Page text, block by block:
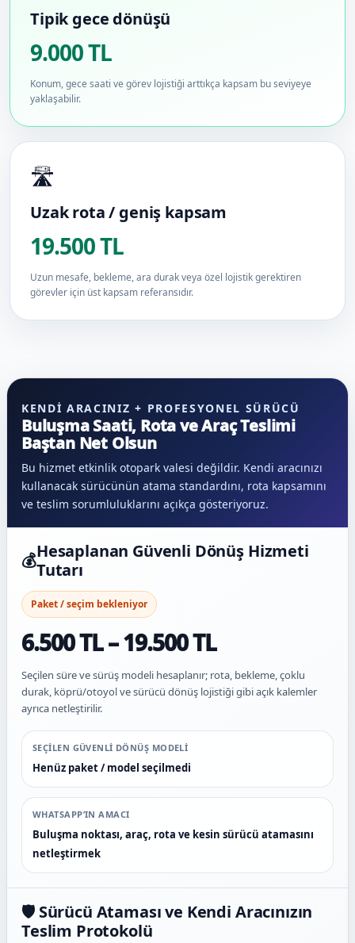
Tipik gece dönüşü
9.000 TL
Konum, gece saati ve görev lojistiği arttıkça kapsam bu seviyeye
yaklaşabilir.
🛣️
Uzak rota / geniş kapsam
19.500 TL
Uzun mesafe, bekleme, ara durak veya özel lojistik gerektiren
görevler için üst kapsam referansıdır.
KENDI ARACINIZ + PROFESYONEL SÜRÜCÜ
Buluşma Saati, Rota ve Araç Teslimi
Baştan Net Olsun
Bu hizmet etkinlik otopark valesi değildir. Kendi aracınızı
kullanacak sürücünün atama standardını, rota kapsamını
ve teslim sorumluluklarını açıkça gösteriyoruz.
💰Hesaplanan Güvenli Dönüş Hizmeti
Tutarı
Paket / seçim bekleniyor
6.500 TL – 19.500 TL
Seçilen süre ve sürüş modeli hesaplanır; rota, bekleme, çoklu
durak, köprü/otoyol ve sürücü dönüş lojistiği gibi açık kalemler
ayrıca netleştirilir.
SEÇILEN GÜVENLI DÖNÜŞ MODELI
Henüz paket / model seçilmedi
WHATSAPP’IN AMACI
Buluşma noktası, araç, rota ve kesin sürücü atamasını
netleştirmek
🛡️ Sürücü Ataması ve Kendi Aracınızın
Teslim Protokolü